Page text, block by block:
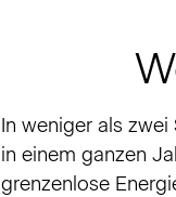
In weniger als
in einem ganzen
grenzenlose